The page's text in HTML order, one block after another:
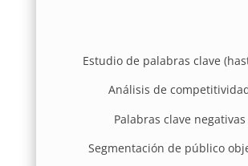
Estudio de palabras clave
Análisis de
Palabras clave negativas
Segmentación de público